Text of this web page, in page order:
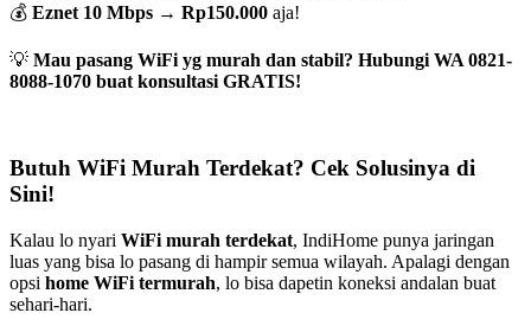
💰 Eznet 10 Mbps → Rp150.000 aja!
💡 Mau pasang WiFi yg murah dan stabil? Hubungi WA 0821-
8088-1070 buat konsultasi GRATIS!
Butuh WiFi Murah Terdekat? Cek Solusinya di
Sini!
Kalau lo nyari WiFi murah terdekat, IndiHome punya jaringan
luas yang bisa lo pasang di hampir semua wilayah. Apalagi dengan
opsi home WiFi termurah, lo bisa dapetin koneksi andalan buat
sehari-hari.